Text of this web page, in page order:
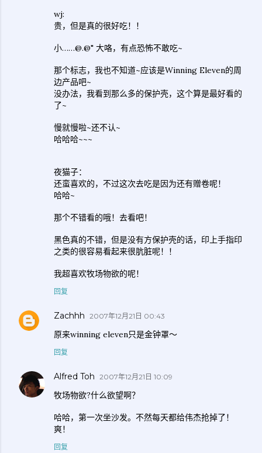
wj:
贵，但是真的很好吃！！
小……@.@" 大咯，有点恐怖不敢吃~
那个标志，我也不知道~应该是Winning Eleven的周
边产品吧~
没办法，我看到那么多的保护壳，这个算是最好看的
了~
慢就慢啦~还不认~
哈哈哈~~~
夜猫子：
还蛮喜欢的，不过这次去吃是因为还有赠卷呢！
哈哈~
那个不错看的哦！去看吧！
黑色真的不错，但是没有方保护壳的话，印上手指印
之类的很容易看起来很肮脏呢！！
我超喜欢牧场物欲的呢！
回复
Zachhh 2007年12月21日 00:43
原来winning eleven只是金钟罩～
回复
Alfred Toh 2007年12月21日 10:09
牧场物欲?什么欲望啊？
哈哈，第一次坐沙发。不然每天都给伟杰抢掉了！
爽！
回复